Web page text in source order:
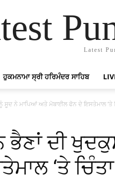
Latest
ਹੁਕਮਨਾਮਾ ਸ੍ਰੀ ਹਰਿਮੰਦਰ ਸਾਹਿਬ
ਸੂਦ ਨੇ ਮਾਪਿਆਂ ਅਤੇ ਮੋਬਾਈਲ ਫੋਨ ਦੇ ਇਸਤੇਮਾਲ ‘ਤੇ
ਭੈਣਾਂ ਦੀ
‘ਤੇ